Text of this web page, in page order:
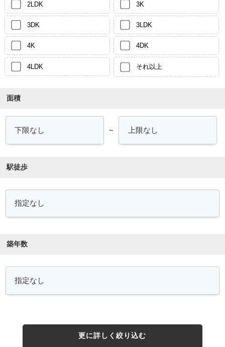
2LDK 3K
3DK 3LDK
4K 4DK
4LDK それ以上
面積
～
駅徒歩
築年数
更に詳しく絞り込む